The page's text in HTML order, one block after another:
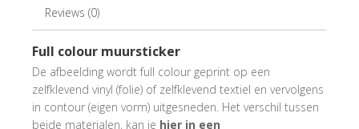
Reviews (0)
Full colour muursticker
De afbeelding wordt full colour geprint op een
zelfklevend vinyl (folie) of zelfklevend textiel en vervolgens
in contour (eigen vorm) uitgesneden. Het verschil tussen
beide materialen, kan je hier in een